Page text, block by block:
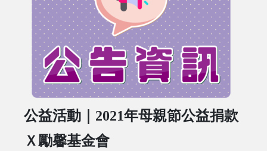
公益活動｜2021年母親節公益捐款
Ｘ勵馨基金會